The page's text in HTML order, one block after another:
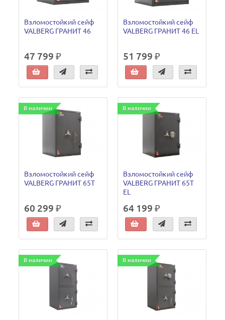
Взломостойкий сейф
VALBERG ГРАНИТ 46
47 799 ₽
Взломостойкий сейф
VALBERG ГРАНИТ 46 EL
51 799 ₽
В наличии
Взломостойкий сейф
VALBERG ГРАНИТ 65Т
60 299 ₽
В наличии
Взломостойкий сейф
VALBERG ГРАНИТ 65Т
EL
64 199 ₽
В наличии В наличии